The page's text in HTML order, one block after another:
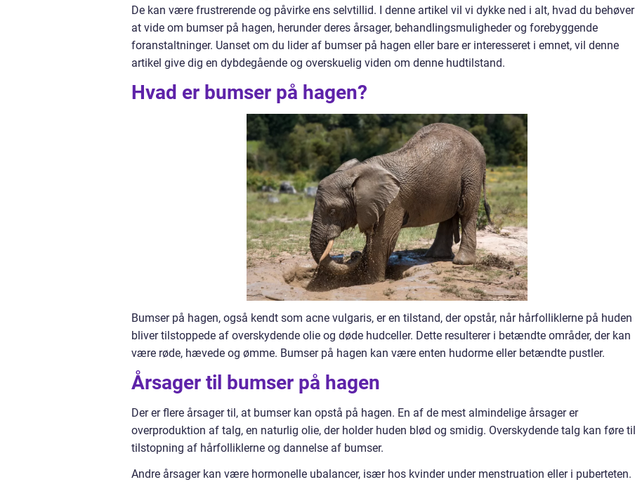
De kan være frustrerende og påvirke ens selvtillid. I denne artikel vil vi dykke ned i alt, hvad du behøver
at vide om bumser på hagen, herunder deres årsager, behandlingsmuligheder og forebyggende
foranstaltninger. Uanset om du lider af bumser på hagen eller bare er interesseret i emnet, vil denne
artikel give dig en dybdegående og overskuelig viden om denne hudtilstand.
Hvad er bumser på hagen?
Bumser på hagen, også kendt som acne vulgaris, er en tilstand, der opstår, når hårfolliklerne på huden
bliver tilstoppede af overskydende olie og døde hudceller. Dette resulterer i betændte områder, der kan
være røde, hævede og ømme. Bumser på hagen kan være enten hudorme eller betændte pustler.
Årsager til bumser på hagen
Der er flere årsager til, at bumser kan opstå på hagen. En af de mest almindelige årsager er
overproduktion af talg, en naturlig olie, der holder huden blød og smidig. Overskydende talg kan føre til
tilstopning af hårfolliklerne og dannelse af bumser.
Andre årsager kan være hormonelle ubalancer, især hos kvinder under menstruation eller i puberteten.